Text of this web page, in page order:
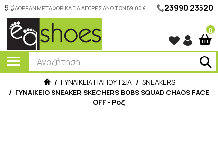
ΔΩΡΕΑΝ ΜΕΤΑΦΟΡΙΚΑ ΓΙΑ ΑΓΟΡΕΣ ΑΝΩ ΤΩΝ 59,00 € 23990 23520
0
/ ΓΥΝΑΙΚΕΙΑ ΠΑΠΟΥΤΣΙΑ / SNEAKERS
/ ΓΥΝΑΙΚΕΙΟ SNEAKER SKECHERS BOBS SQUAD CHAOS FACE
OFF - Ροζ